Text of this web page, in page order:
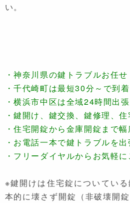
い。
・神奈川県の鍵トラブルお任せ
・千代崎町は最短30分～で到着
・横浜市中区は全域24時間出
・鍵開け、鍵交換、鍵修理、住
・住宅開錠から金庫開錠まで幅
・お電話一本で鍵トラブルを出
・フリーダイヤルからお気軽に
※鍵開けは住宅錠についてい
本的に壊さず開錠（非破壊開